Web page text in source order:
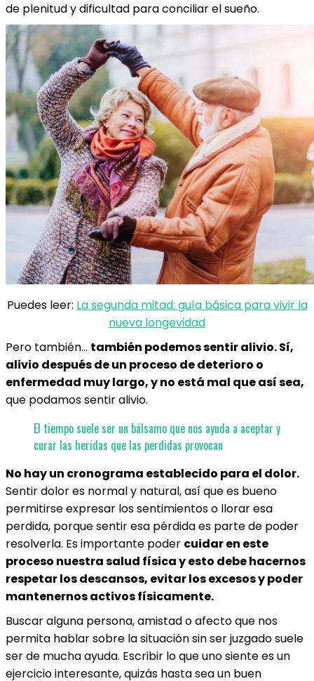
de plenitud y dificultad para conciliar el sueño.
Puedes leer: La segunda mitad: guía básica para vivir la
nueva longevidad
Pero también… también podemos sentir alivio. Sí,
alivio después de un proceso de deterioro o
enfermedad muy largo, y no está mal que así sea,
que podamos sentir alivio.
El tiempo suele ser un bálsamo que nos ayuda a aceptar y
curar las heridas que las perdidas provocan
No hay un cronograma establecido para el dolor.
Sentir dolor es normal y natural, así que es bueno
permitirse expresar los sentimientos o llorar esa
perdida, porque sentir esa pérdida es parte de poder
resolverla. Es importante poder cuidar en este
proceso nuestra salud física y esto debe hacernos
respetar los descansos, evitar los excesos y poder
mantenernos activos físicamente.
Buscar alguna persona, amistad o afecto que nos
permita hablar sobre la situación sin ser juzgado suele
ser de mucha ayuda. Escribir lo que uno siente es un
ejercicio interesante, quizás hasta sea un buen